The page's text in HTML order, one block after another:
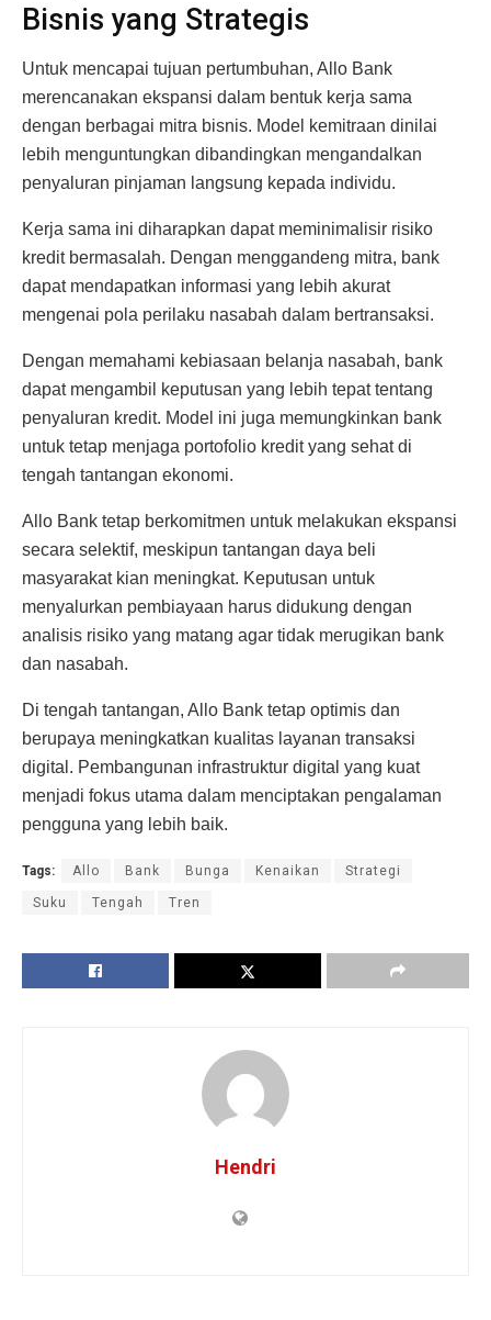
Bisnis yang Strategis
Untuk mencapai tujuan pertumbuhan, Allo Bank
merencanakan ekspansi dalam bentuk kerja sama
dengan berbagai mitra bisnis. Model kemitraan dinilai
lebih menguntungkan dibandingkan mengandalkan
penyaluran pinjaman langsung kepada individu.
Kerja sama ini diharapkan dapat meminimalisir risiko
kredit bermasalah. Dengan menggandeng mitra, bank
dapat mendapatkan informasi yang lebih akurat
mengenai pola perilaku nasabah dalam bertransaksi.
Dengan memahami kebiasaan belanja nasabah, bank
dapat mengambil keputusan yang lebih tepat tentang
penyaluran kredit. Model ini juga memungkinkan bank
untuk tetap menjaga portofolio kredit yang sehat di
tengah tantangan ekonomi.
Allo Bank tetap berkomitmen untuk melakukan ekspansi
secara selektif, meskipun tantangan daya beli
masyarakat kian meningkat. Keputusan untuk
menyalurkan pembiayaan harus didukung dengan
analisis risiko yang matang agar tidak merugikan bank
dan nasabah.
Di tengah tantangan, Allo Bank tetap optimis dan
berupaya meningkatkan kualitas layanan transaksi
digital. Pembangunan infrastruktur digital yang kuat
menjadi fokus utama dalam menciptakan pengalaman
pengguna yang lebih baik.
Tags: Allo Bank Bunga Kenaikan Strategi
Suku Tengah Tren
Hendri